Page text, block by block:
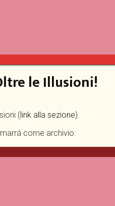
le Illusioni!
(link alla sezione).
come archivio.